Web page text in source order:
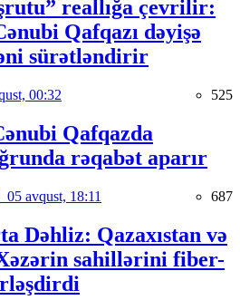
reallığa çevrilir:
Qafqazı dəyişə
sürətləndirir
00:32 525
Qafqazda
rəqabət aparır
05 avqust, 18:11 687
Dəhliz: Qazaxıstan və
sahillərini fiber-